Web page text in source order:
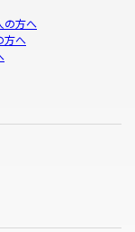
の方へ
方へ